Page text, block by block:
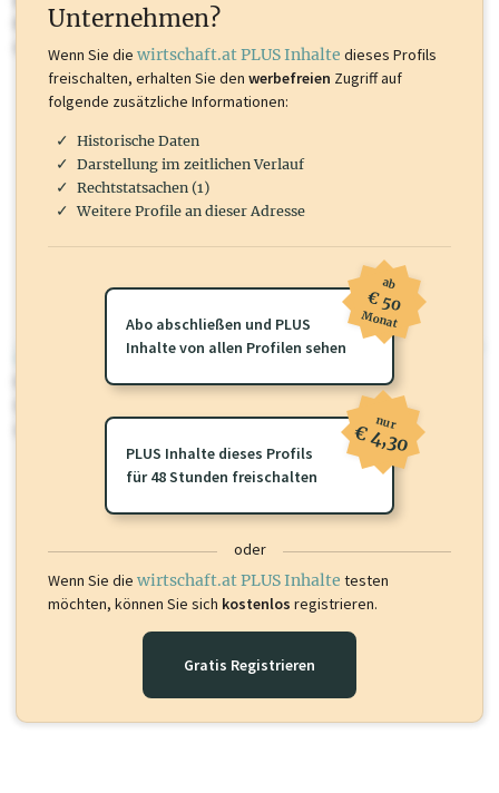
Marken, Patente, Rechtstatsachen, OTS-Aussendungen, und viele
mehr.
wirtschaft.at PLUS
Für dieses Profil gibt es zusätzlichewirtschaft.at PLUS Inhalte
Sie momentan nicht einsehen können. Schalten Sie dieses Profil frei
oder loggen Sie sich ein um diese Inhalte zu sehen.
Unternehmen?
Wenn Sie die wirtschaft.at PLUS Inhalte dieses Profils
freischalten, erhalten Sie den werbefreien Zugriff auf
folgende zusätzliche Informationen:
Historische Daten
Darstellung im zeitlichen Verlauf
Rechtstatsachen (1)
Weitere Profile an dieser Adresse
Abo abschließen und PLUS
Inhalte von allen Profilen sehen
ab
€ 50
Monat
PLUS Inhalte dieses Profils
für 48 Stunden freischalten
nur
€ 4,30
oder
Wenn Sie die wirtschaft.at PLUS Inhalte testen
möchten, können Sie sich kostenlos registrieren.
Gratis Registrieren